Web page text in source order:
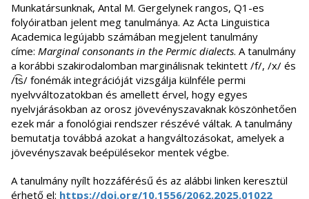
Munkatársunknak, Antal M. Gergelynek rangos, Q1-es
folyóiratban jelent meg tanulmánya. Az Acta Linguistica
Academica legújabb számában megjelent tanulmány
címe: Marginal consonants in the Permic dialects. A tanulmány
a korábbi szakirodalomban marginálisnak tekintett /f/, /x/ és
/t͡s/ fonémák integrációját vizsgálja külnféle permi
nyelvváltozatokban és amellett érvel, hogy egyes
nyelvjárásokban az orosz jövevényszavaknak köszönhetően
ezek már a fonológiai rendszer részévé váltak. A tanulmány
bemutatja továbbá azokat a hangváltozásokat, amelyek a
jövevényszavak beépülésekor mentek végbe.
A tanulmány nyílt hozzáférésű és az alábbi linken keresztül
érhető el: https://doi.org/10.1556/2062.2025.01022